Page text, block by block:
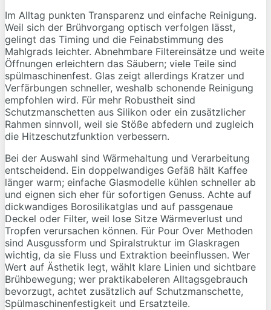
Im Alltag punkten Transparenz und einfache Reinigung.
Weil sich der Brühvorgang optisch verfolgen lässt,
gelingt das Timing und die Feinabstimmung des
Mahlgrads leichter. Abnehmbare Filtereinsätze und weite
Öffnungen erleichtern das Säubern; viele Teile sind
spülmaschinenfest. Glas zeigt allerdings Kratzer und
Verfärbungen schneller, weshalb schonende Reinigung
empfohlen wird. Für mehr Robustheit sind
Schutzmanschetten aus Silikon oder ein zusätzlicher
Rahmen sinnvoll, weil sie Stöße abfedern und zugleich
die Hitzeschutzfunktion verbessern.
Bei der Auswahl sind Wärmehaltung und Verarbeitung
entscheidend. Ein doppelwandiges Gefäß hält Kaffee
länger warm; einfache Glasmodelle kühlen schneller ab
und eignen sich eher für sofortigen Genuss. Achte auf
dickwandiges Borosilikatglas und auf passgenaue
Deckel oder Filter, weil lose Sitze Wärmeverlust und
Tropfen verursachen können. Für Pour Over Methoden
sind Ausgussform und Spiralstruktur im Glaskragen
wichtig, da sie Fluss und Extraktion beeinflussen. Wer
Wert auf Ästhetik legt, wählt klare Linien und sichtbare
Brühbewegung; wer praktikabeleren Alltagsgebrauch
bevorzugt, achtet zusätzlich auf Schutzmanschette,
Spülmaschinenfestigkeit und Ersatzteile.